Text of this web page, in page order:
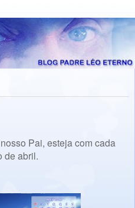
Pai, esteja com cada
de abril.